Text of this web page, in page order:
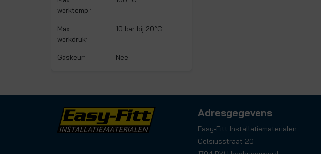
werktemp.:
Max.
werkdruk:
10 bar bij 20°C
Gaskeur: Nee
Adresgegevens
Easy-Fitt Installatiematerialen
Celsiusstraat 20